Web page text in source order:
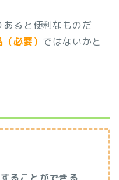
ると便利なものだ
必要） ではないかと